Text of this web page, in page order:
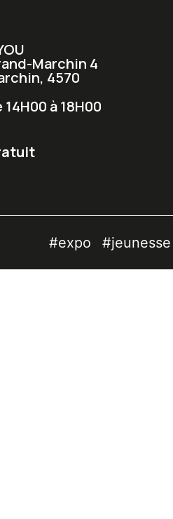
Marchin 4
, 4570
14H00 à 18H00
#expo #jeunesse